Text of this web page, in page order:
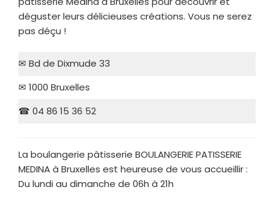
déguster leurs délicieuses créations. Vous ne serez
pas déçu !
✉ Bd de Dixmude 33
✉ 1000 Bruxelles
☎ 04 86 15 36 52
La boulangerie pâtisserie BOULANGERIE PATISSERIE
MEDINA à Bruxelles est heureuse de vous accueillir :
Du lundi au dimanche de 06h à 21h